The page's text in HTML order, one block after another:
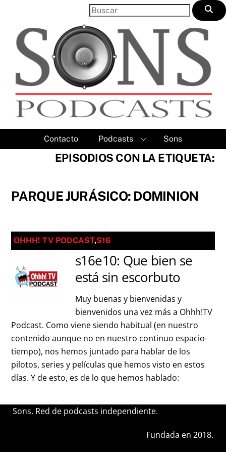
content
Contacto Podcasts Sons
EPISODIOS CON LA ETIQUETA:
PARQUE JURÁSICO: DOMINION
OHHH! TV PODCAST,S16
s16e10: Que bien se
está sin escorbuto
Muy buenas y bienvenidas y
bienvenidos una vez más a Ohhh!TV
Podcast. Como viene siendo habitual (en nuestro
contenido aunque no en nuestro continuo espacio-
tiempo), nos hemos juntado para hablar de los
pilotos, series y películas que hemos visto en estos
días. Y de esto, es de lo que hemos hablado:
Sons. Red de podcasts independiente.
Fundada en 2018.